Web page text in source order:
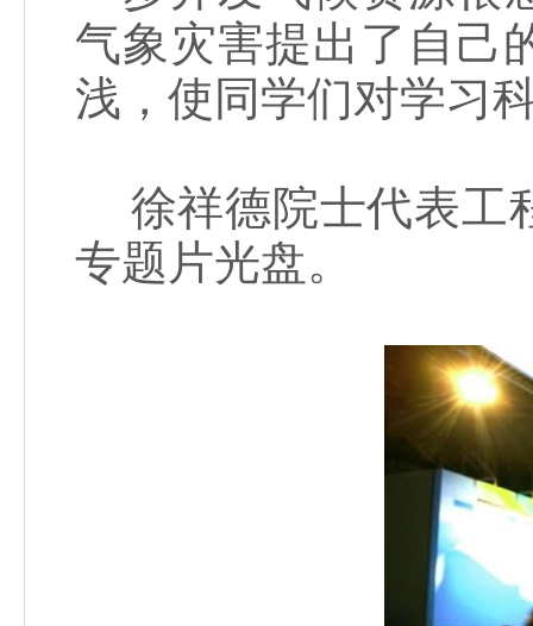
气象灾害提出了自己
浅，使同学们对学习
徐祥德院士代表工
专题片光盘。